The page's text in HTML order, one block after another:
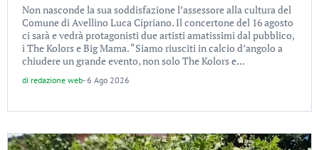
Non nasconde la sua soddisfazione l’assessore alla cultura del
Comune di Avellino Luca Cipriano. Il concertone del 16 agosto
ci sarà e vedrà protagonisti due artisti amatissimi dal pubblico,
i The Kolors e Big Mama. “Siamo riusciti in calcio d’angolo a
chiudere un grande evento, non solo The Kolors e...
di redazione web-6 Ago 2026